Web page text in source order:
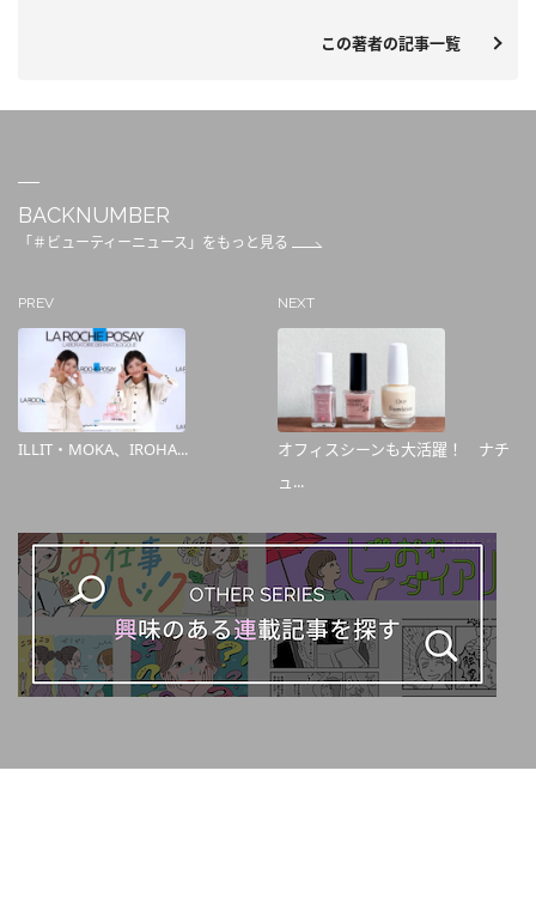
この著者の記事一覧
BACKNUMBER
「＃ビューティーニュース」をもっと見る
PREV
ILLIT・MOKA、IROHA...
NEXT
オフィスシーンも大活躍！ ナチ
ュ...